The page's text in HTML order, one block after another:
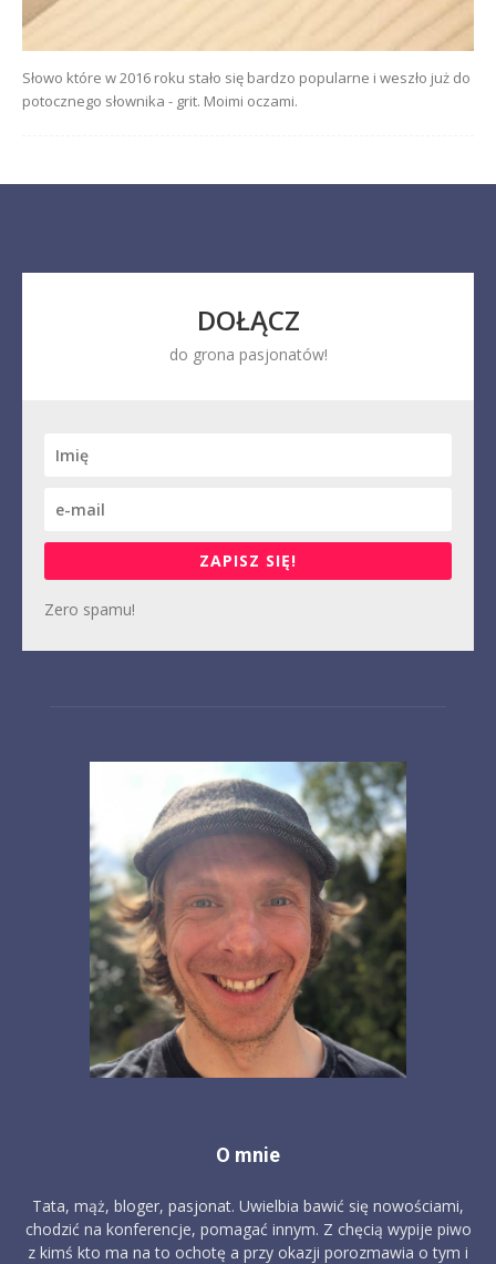
Słowo które w 2016 roku stało się bardzo popularne i weszło już do
potocznego słownika - grit. Moimi oczami.
DOŁĄCZ
do grona pasjonatów!
ZAPISZ SIĘ!
Zero spamu!
O mnie
Tata, mąż, bloger, pasjonat. Uwielbia bawić się nowościami,
chodzić na konferencje, pomagać innym. Z chęcią wypije piwo
z kimś kto ma na to ochotę a przy okazji porozmawia o tym i